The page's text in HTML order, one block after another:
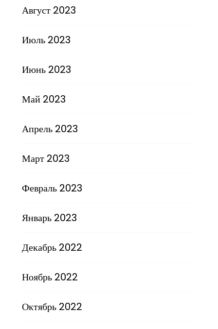
Август 2023
Июль 2023
Июнь 2023
Май 2023
Апрель 2023
Март 2023
Февраль 2023
Январь 2023
Декабрь 2022
Ноябрь 2022
Октябрь 2022